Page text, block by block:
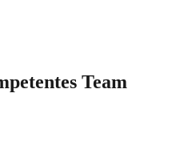
Team